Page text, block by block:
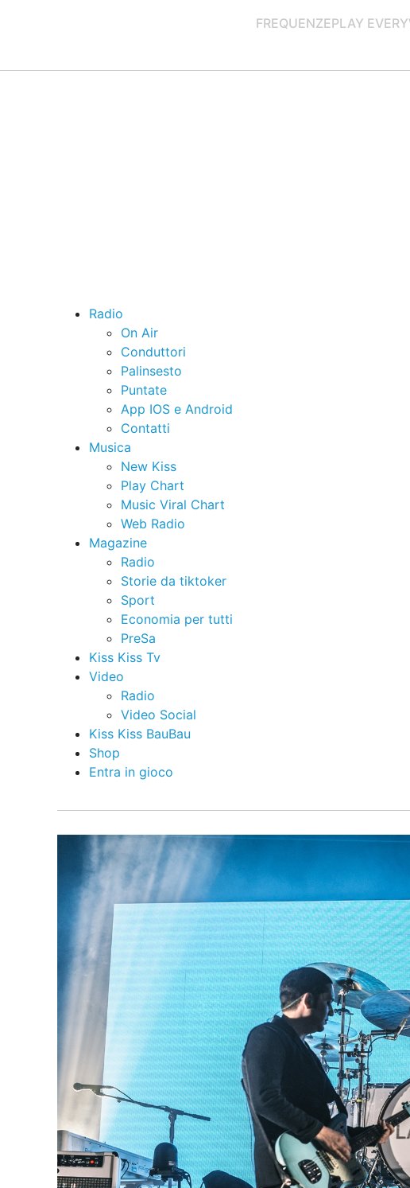
FREQUENZEPLAY
Radio
On Air
Conduttori
Palinsesto
Puntate
App IOS e Android
Contatti
Musica
New Kiss
Play Chart
Music Viral Chart
Web Radio
Magazine
Radio
Storie da tiktoker
Sport
Economia per tutti
PreSa
Kiss Kiss Tv
Video
Radio
Video Social
Kiss Kiss BauBau
Shop
Entra in gioco